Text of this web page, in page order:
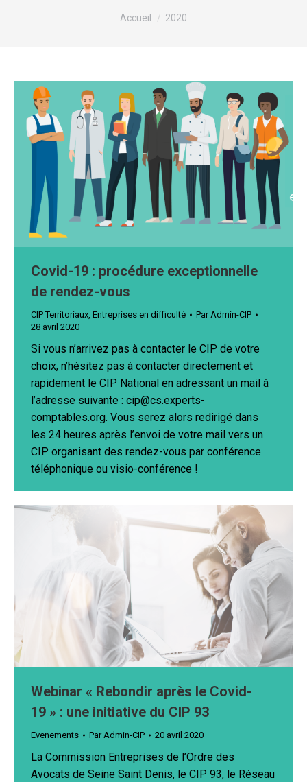
Vous êtes ici :
Accueil 2020
Covid-19 : procédure exceptionnelle
de rendez-vous
CIP Territoriaux, Entreprises en difficulté ParAdmin-CIP
28 avril 2020
Si vous n’arrivez pas à contacter le CIP de votre
choix, n’hésitez pas à contacter directement et
rapidement le CIP National en adressant un mail à
l’adresse suivante : cip@cs.experts-
comptables.org. Vous serez alors redirigé dans
les 24 heures après l’envoi de votre mail vers un
CIP organisant des rendez-vous par conférence
téléphonique ou visio-conférence !
Webinar « Rebondir après le Covid-
19 » : une initiative du CIP 93
Evenements ParAdmin-CIP 20 avril 2020
La Commission Entreprises de l’Ordre des
Avocats de Seine Saint Denis, le CIP 93, le Réseau